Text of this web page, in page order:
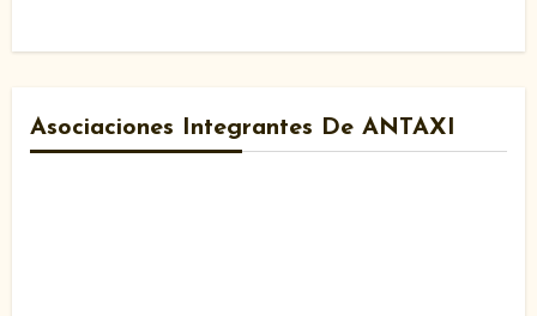
Asociaciones Integrantes De ANTAXI